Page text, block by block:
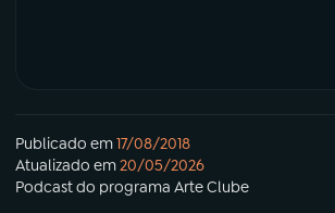
Publicado em17/08/2018
Atualizado em20/05/2026
Podcastdo programa Arte Clube